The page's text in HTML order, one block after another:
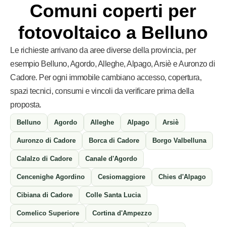
Comuni coperti per
fotovoltaico a Belluno
Le richieste arrivano da aree diverse della provincia, per
esempio Belluno, Agordo, Alleghe, Alpago, Arsiè e Auronzo di
Cadore. Per ogni immobile cambiano accesso, copertura,
spazi tecnici, consumi e vincoli da verificare prima della
proposta.
Belluno Agordo Alleghe Alpago Arsiè
Auronzo di Cadore Borca di Cadore Borgo Valbelluna
Calalzo di Cadore Canale d'Agordo
Cencenighe Agordino Cesiomaggiore Chies d'Alpago
Cibiana di Cadore Colle Santa Lucia
Comelico Superiore Cortina d'Ampezzo